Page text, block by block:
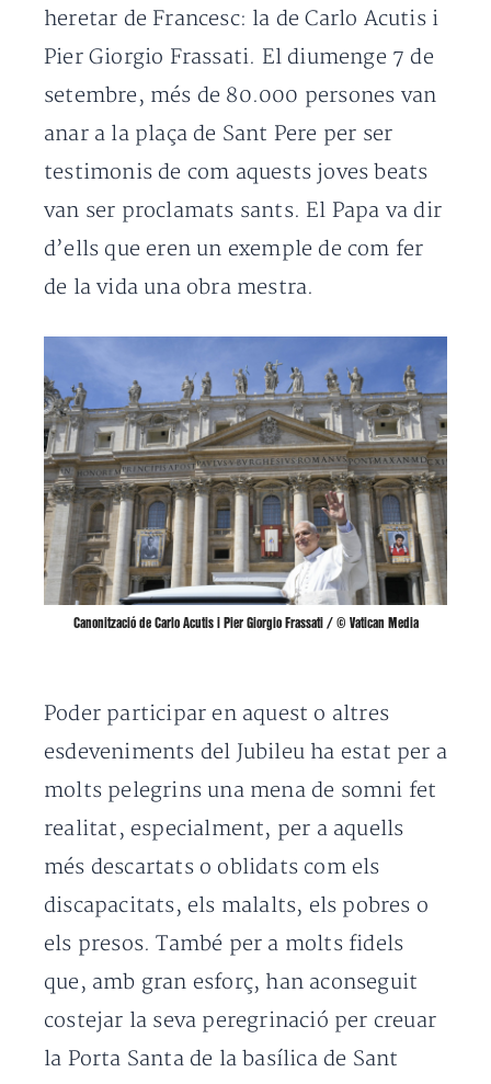
heretar de Francesc: la de Carlo Acutis i
Pier Giorgio Frassati. El diumenge 7 de
setembre, més de 80.000 persones van
anar a la plaça de Sant Pere per ser
testimonis de com aquests joves beats
van ser proclamats sants. El Papa va dir
d’ells que eren un exemple de com fer
de la vida una obra mestra.
Canonització de Carlo Acutis i Pier Giorgio Frassati / © Vatican Media
Poder participar en aquest o altres
esdeveniments del Jubileu ha estat per a
molts pelegrins una mena de somni fet
realitat, especialment, per a aquells
més descartats o oblidats com els
discapacitats, els malalts, els pobres o
els presos. També per a molts fidels
que, amb gran esforç, han aconseguit
costejar la seva peregrinació per creuar
la Porta Santa de la basílica de Sant